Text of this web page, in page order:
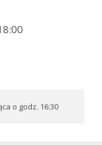
o godz. 16:30